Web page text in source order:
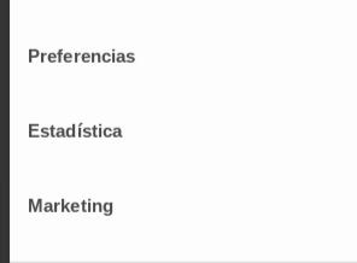
Preferencias
Estadística
Marketing
Tratamientos
Chequeos y salud